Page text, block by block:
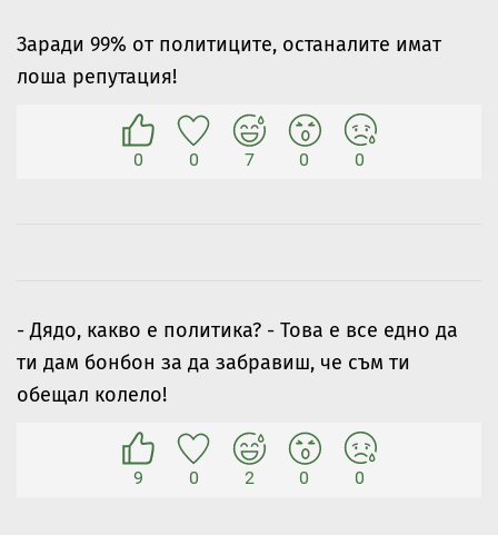
Заради 99% от политиците, останалите имат
лоша репутация!
0 0 7 0 0
- Дядо, какво е политика? - Това е все едно да
ти дам бонбон за да забравиш, че съм ти
обещал колело!
9 0 2 0 0